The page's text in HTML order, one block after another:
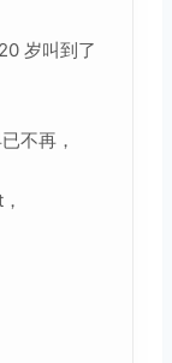
岁叫到了
不再，